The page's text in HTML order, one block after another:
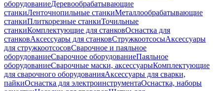
оборудованиеДеревообрабатывающие
станкиЛенточнопильные станкиМеталлообрабатывающие
станкиПлиткорезные станкиТочильные
станкиКомплектующие для станковОснастка для
станковАксессуары для станковСтружкоотсосыАксессуары
для стружкоотсосовСварочное и паяльное
оборудованиеСварочное оборудованиеПаяльное
оборудованиеСварочные маски, аксессуарыКомплектующие
для сварочного оборудованияАксессуары для сварки,
пайкиОснастка для электроинструментаОснастка, наборы